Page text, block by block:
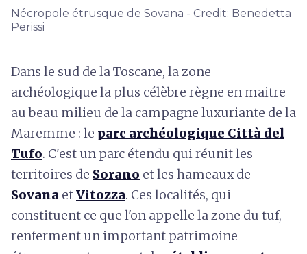
Nécropole étrusque de Sovana - Credit: Benedetta
Perissi
Dans le sud de la Toscane, la zone
archéologique la plus célèbre règne en maitre
au beau milieu de la campagne luxuriante de la
Maremme : le parc archéologique Città del
Tufo. C'est un parc étendu qui réunit les
territoires de Sorano et les hameaux de
Sovana etVitozza. Ces localités, qui
constituent ce que l'on appelle la zone du tuf,
renferment un important patrimoine